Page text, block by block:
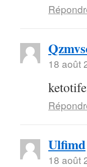
18 août
Ulfimd
18 août